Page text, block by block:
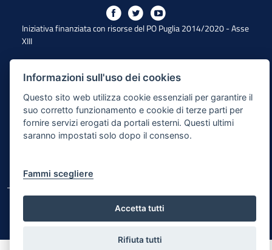
Iniziativa finanziata con risorse del PO Puglia 2014/2020 - Asse
XIII
Dichiarazione di Accessibilità
Note Legali
Cookie e Privacy
Mappa del sito
© Regione Puglia
Informazioni sull'uso dei cookies
Questo sito web utilizza cookie essenziali per garantire il
suo corretto funzionamento e cookie di terze parti per
fornire servizi erogati da portali esterni. Questi ultimi
saranno impostati solo dopo il consenso.
Fammi scegliere
Accetta tutti
Rifiuta tutti